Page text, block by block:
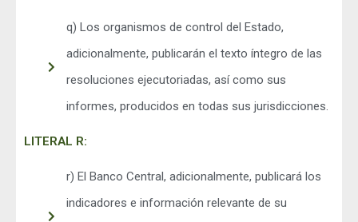
q) Los organismos de control del Estado,
adicionalmente, publicarán el texto íntegro de las
resoluciones ejecutoriadas, así como sus
informes, producidos en todas sus jurisdicciones.
LITERAL R:
r) El Banco Central, adicionalmente, publicará los
indicadores e información relevante de su